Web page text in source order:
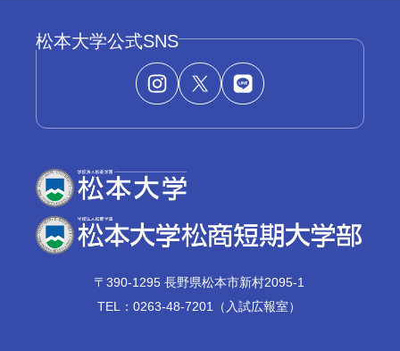
松本大学公式SNS
〒390-1295 長野県松本市新村2095-1
TEL：0263-48-7201（入試広報室）